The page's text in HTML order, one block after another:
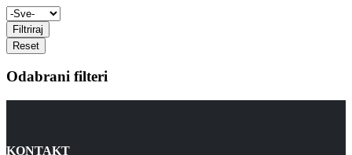
Filtriraj
Reset
Odabrani filteri
KONTAKT